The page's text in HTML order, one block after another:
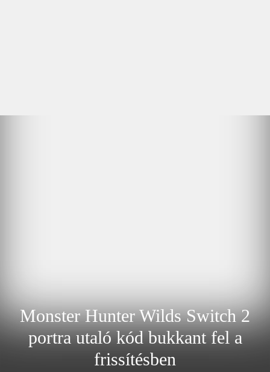
Monster Hunter Wilds Switch 2
portra utaló kód bukkant fel a
frissítésben